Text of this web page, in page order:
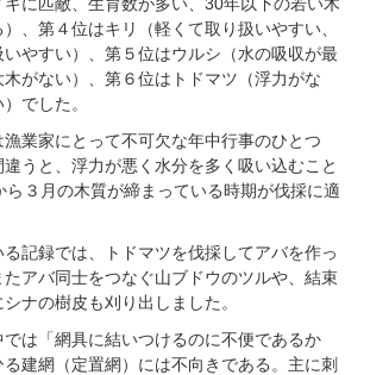
、第４位はキリ（軽くて取り扱いやすい、
いやすい）、第５位はウルシ（水の吸収が最
がない）、第６位はトドマツ（浮力がな
でした。
業家にとって不可欠な年中行事のひとつ
うと、浮力が悪く水分を多く吸い込むこと
ら３月の木質が締まっている時期が伐採に適
記録では、トドマツを伐採してアバを作っ
アバ同士をつなぐ山ブドウのツルや、結束
ナの樹皮も刈り出しました。
は「網具に結いつけるのに不便であるか
建網（定置網）には不向きである。主に刺